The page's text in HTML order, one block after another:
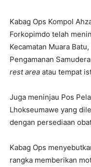
Kabag Ops Kompol
Forkopimdo telah
Kecamatan Muara
Pengamanan
rest area atau tempat
Juga meninjau Pos
Lhokseumawe yang
dengan persediaan
Kabag Ops
rangka memberikan